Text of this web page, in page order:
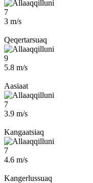
7
3 m/s
Qeqertarsuaq
9
5.8 m/s
Aasiaat
7
3.9 m/s
Kangaatsiaq
7
4.6 m/s
Kangerlussuaq